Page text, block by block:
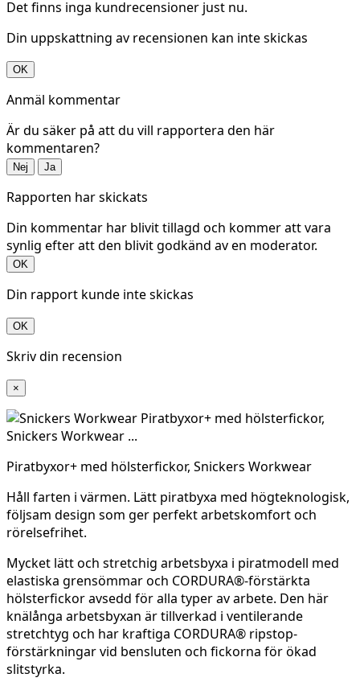
Det finns inga kundrecensioner just nu.
Din uppskattning av recensionen kan inte skickas
OK
Anmäl kommentar
Är du säker på att du vill rapportera den här
kommentaren?
Nej Ja
Rapporten har skickats
Din kommentar har blivit tillagd och kommer att vara
synlig efter att den blivit godkänd av en moderator.
OK
Din rapport kunde inte skickas
OK
Skriv din recension
×
Piratbyxor+ med hölsterfickor, Snickers Workwear
Håll farten i värmen. Lätt piratbyxa med högteknologisk,
följsam design som ger perfekt arbetskomfort och
rörelsefrihet.
Mycket lätt och stretchig arbetsbyxa i piratmodell med
elastiska grensömmar och CORDURA®-förstärkta
hölsterfickor avsedd för alla typer av arbete. Den här
knälånga arbetsbyxan är tillverkad i ventilerande
stretchtyg och har kraftiga CORDURA® ripstop-
förstärkningar vid bensluten och fickorna för ökad
slitstyrka.